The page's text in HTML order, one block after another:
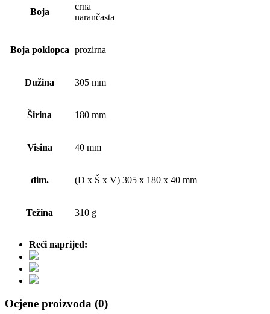
Boja
crna
narančasta
Boja poklopca prozirna
Dužina 305 mm
Širina 180 mm
Visina 40 mm
dim. (D x Š x V) 305 x 180 x 40 mm
Težina 310 g
Reći naprijed:
Ocjene proizvoda (0)